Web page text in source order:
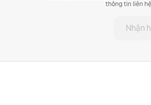
thông tin liên
Nhận